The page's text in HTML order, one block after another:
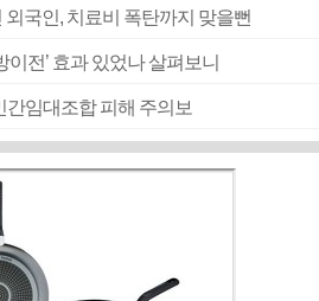
국인, 치료비 폭탄까지 맞을뻔
이전’ 효과 있었나 살펴보니
임대조합 피해 주의보